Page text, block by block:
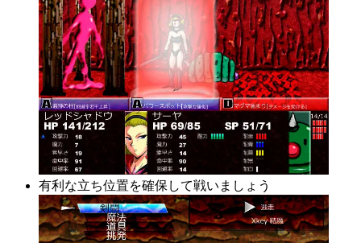
有利な立ち位置を確保して戦いましょう